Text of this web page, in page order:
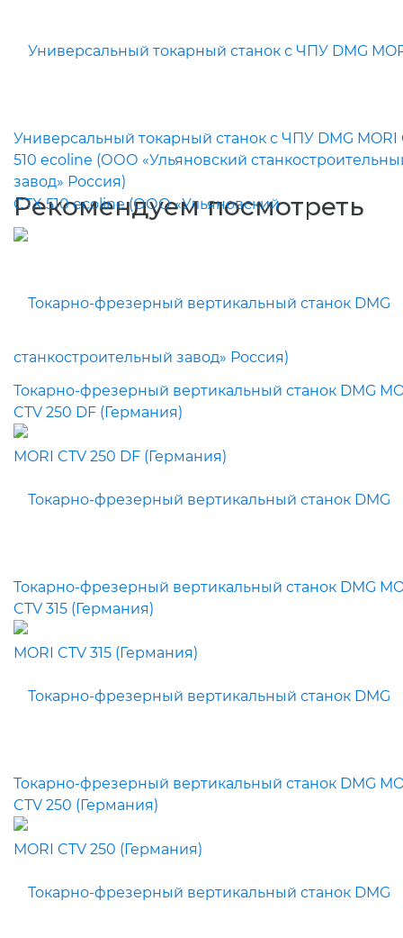
Универсальный токарный станок с ЧПУ DMG MORI
510 ecoline (ООО «Ульяновский
завод» Россия)
Рекомендуем посмотреть
Токарно-фрезерный вертикальный станок DMG
CTV 250 DF (Германия)
Токарно-фрезерный вертикальный станок DMG
CTV 315 (Германия)
Токарно-фрезерный вертикальный станок DMG
CTV 250 (Германия)